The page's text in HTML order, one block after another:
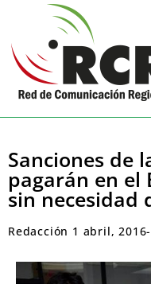
Sanciones de
pagarán en el
sin necesidad
Redacción 1 abril, 2016-